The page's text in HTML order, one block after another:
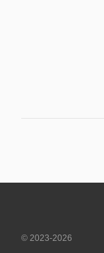
© 2023-2026